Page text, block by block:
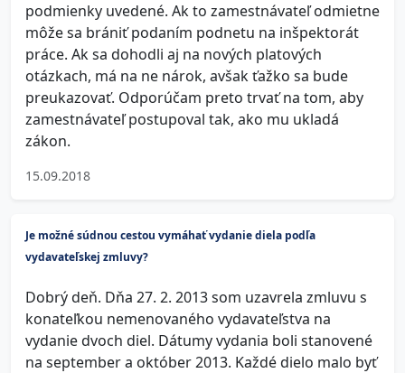
podmienky uvedené. Ak to zamestnávateľ odmietne
môže sa brániť podaním podnetu na inšpektorát
práce. Ak sa dohodli aj na nových platových
otázkach, má na ne nárok, avšak ťažko sa bude
preukazovať. Odporúčam preto trvať na tom, aby
zamestnávateľ postupoval tak, ako mu ukladá
zákon.
15.09.2018
Je možné súdnou cestou vymáhať vydanie diela podľa
vydavateľskej zmluvy?
Dobrý deň. Dňa 27. 2. 2013 som uzavrela zmluvu s
konateľkou nemenovaného vydavateľstva na
vydanie dvoch diel. Dátumy vydania boli stanovené
na september a október 2013. Každé dielo malo byť